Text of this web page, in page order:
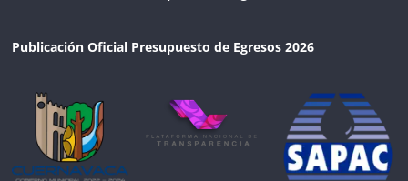
Publicación Oficial Presupuesto de Egresos 2026